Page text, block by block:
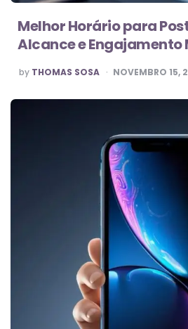
Melhor Horário para
Alcance e Engajamento
POSTED
BY
by THOMAS SOSA NOVEMBRO 15,